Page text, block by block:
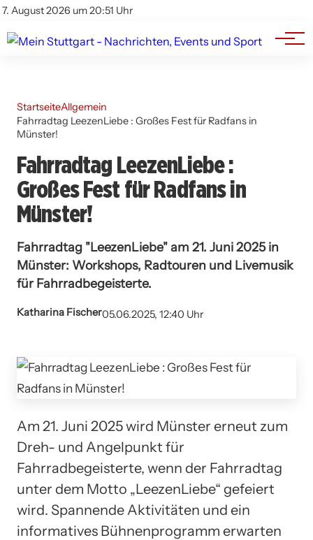
7. August 2026 um 20:51 Uhr
Impressum
Branchenbuch
Werbung
StartseiteAllgemein
Fahrradtag LeezenLiebe : Großes Fest für Radfans in
Münster!
Fahrradtag LeezenLiebe :
Großes Fest für Radfans in
Münster!
Fahrradtag "LeezenLiebe" am 21. Juni 2025 in
Münster: Workshops, Radtouren und Livemusik
für Fahrradbegeisterte.
Katharina Fischer05.06.2025, 12:40 Uhr
Am 21. Juni 2025 wird Münster erneut zum
Dreh- und Angelpunkt für
Fahrradbegeisterte, wenn der Fahrradtag
unter dem Motto „LeezenLiebe“ gefeiert
wird. Spannende Aktivitäten und ein
informatives Bühnenprogramm erwarten